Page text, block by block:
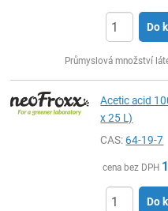
Do
Průmyslová množství
Acetic acid
x 25 L)
CAS:64-19-7
cena bez DPH
Do